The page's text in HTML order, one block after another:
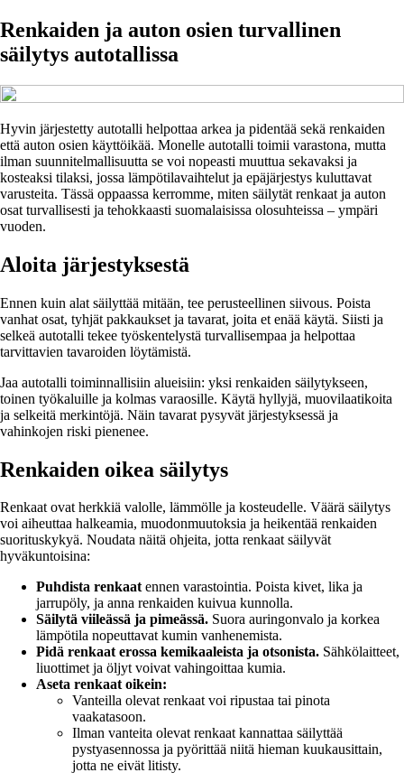
Renkaiden ja auton osien turvallinen
säilytys autotallissa
Hyvin järjestetty autotalli helpottaa arkea ja pidentää sekä renkaiden
että auton osien käyttöikää. Monelle autotalli toimii varastona, mutta
ilman suunnitelmallisuutta se voi nopeasti muuttua sekavaksi ja
kosteaksi tilaksi, jossa lämpötilavaihtelut ja epäjärjestys kuluttavat
varusteita. Tässä oppaassa kerromme, miten säilytät renkaat ja auton
osat turvallisesti ja tehokkaasti suomalaisissa olosuhteissa – ympäri
vuoden.
Aloita järjestyksestä
Ennen kuin alat säilyttää mitään, tee perusteellinen siivous. Poista
vanhat osat, tyhjät pakkaukset ja tavarat, joita et enää käytä. Siisti ja
selkeä autotalli tekee työskentelystä turvallisempaa ja helpottaa
tarvittavien tavaroiden löytämistä.
Jaa autotalli toiminnallisiin alueisiin: yksi renkaiden säilytykseen,
toinen työkaluille ja kolmas varaosille. Käytä hyllyjä, muovilaatikoita
ja selkeitä merkintöjä. Näin tavarat pysyvät järjestyksessä ja
vahinkojen riski pienenee.
Renkaiden oikea säilytys
Renkaat ovat herkkiä valolle, lämmölle ja kosteudelle. Väärä säilytys
voi aiheuttaa halkeamia, muodonmuutoksia ja heikentää renkaiden
suorituskykyä. Noudata näitä ohjeita, jotta renkaat säilyvät
hyväkuntoisina:
Puhdista renkaatennen varastointia. Poista kivet, lika ja
jarrupöly, ja anna renkaiden kuivua kunnolla.
Säilytä viileässä ja pimeässä. Suora auringonvalo ja korkea
lämpötila nopeuttavat kumin vanhenemista.
Pidä renkaat erossa kemikaaleista ja otsonista. Sähkölaitteet,
liuottimet ja öljyt voivat vahingoittaa kumia.
Aseta renkaat oikein:
Vanteilla olevat renkaat voi ripustaa tai pinota
vaakatasoon.
Ilman vanteita olevat renkaat kannattaa säilyttää
pystyasennossa ja pyörittää niitä hieman kuukausittain,
jotta ne eivät litisty.